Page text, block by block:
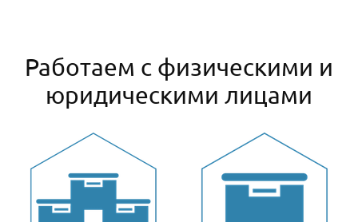
Работаем с физическими и
юридическими лицами